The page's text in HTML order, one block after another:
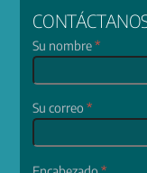
Su nombre*
Su correo*